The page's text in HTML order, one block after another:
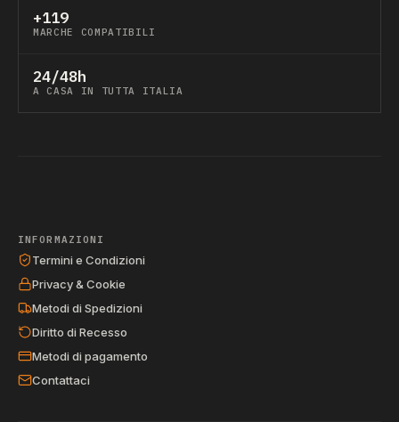
+119
MARCHE COMPATIBILI
24/48h
A CASA IN TUTTA ITALIA
INFORMAZIONI
Termini e Condizioni
Privacy & Cookie
Metodi di Spedizioni
Diritto di Recesso
Metodi di pagamento
Contattaci